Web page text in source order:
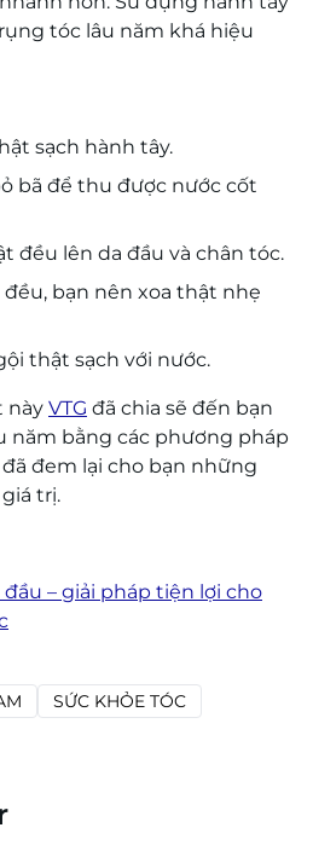
tóc lâu năm khá hiệu
sạch hành tây.
bã để thu được nước cốt
đều lên da đầu và chân tóc.
bạn nên xoa thật nhẹ
thật sạch với nước.
này VTG đã chia sẽ đến bạn
năm bằng các phương pháp
đem lại cho bạn những
trị.
đầu – giải pháp tiện lợi cho
SỨC KHỎE TÓC